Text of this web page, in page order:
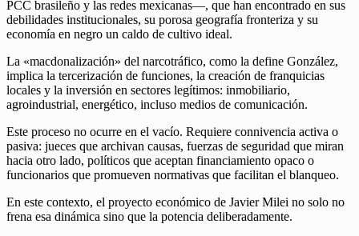
PCC brasileño y las redes mexicanas—, que han encontrado en sus
debilidades institucionales, su porosa geografía fronteriza y su
economía en negro un caldo de cultivo ideal.
La «macdonalización» del narcotráfico, como la define González,
implica la tercerización de funciones, la creación de franquicias
locales y la inversión en sectores legítimos: inmobiliario,
agroindustrial, energético, incluso medios de comunicación.
Este proceso no ocurre en el vacío. Requiere connivencia activa o
pasiva: jueces que archivan causas, fuerzas de seguridad que miran
hacia otro lado, políticos que aceptan financiamiento opaco o
funcionarios que promueven normativas que facilitan el blanqueo.
En este contexto, el proyecto económico de Javier Milei no solo no
frena esa dinámica sino que la potencia deliberadamente.